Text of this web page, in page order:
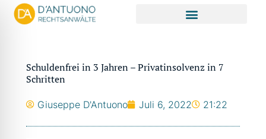
Zum
Inhalt
Schuldenfrei in 3 Jahren – Privatinsolvenz in 7
Schritten
Giuseppe D'Antuono Juli 6, 2022 21:22